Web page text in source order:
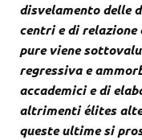
disvelamento delle
centri e di relazione
pure viene
regressiva e
accademici e di
altrimenti élites
queste ultime si